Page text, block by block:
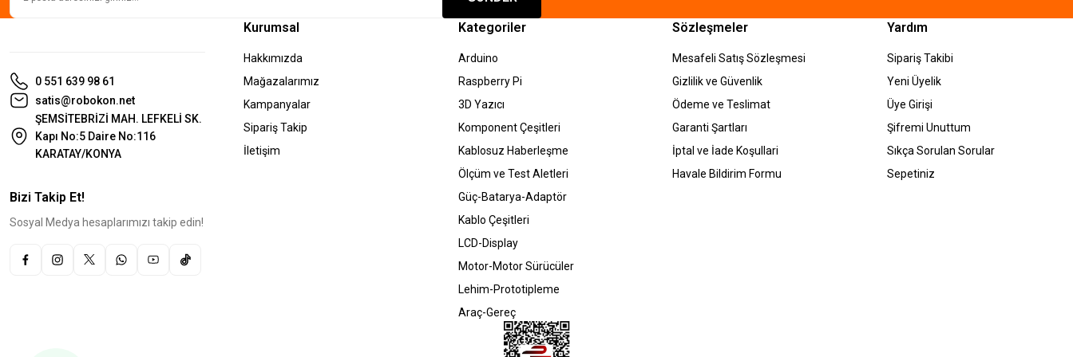
0 551 639 98 61
satis@robokon.net
ŞEMSİTEBRİZİ MAH. LEFKELİ SK.
Kapı No:5 Daire No:116
KARATAY/KONYA
Bizi Takip Et!
Sosyal Medya hesaplarımızı takip edin!
Kurumsal
Hakkımızda
Mağazalarımız
Kampanyalar
Sipariş Takip
İletişim
Kategoriler
Arduino
Raspberry Pi
3D Yazıcı
Komponent Çeşitleri
Kablosuz Haberleşme
Ölçüm ve Test Aletleri
Güç-Batarya-Adaptör
Kablo Çeşitleri
LCD-Display
Motor-Motor Sürücüler
Lehim-Prototipleme
Araç-Gereç
Sözleşmeler
Mesafeli Satış Sözleşmesi
Gizlilik ve Güvenlik
Ödeme ve Teslimat
Garanti Şartları
İptal ve İade Koşullari
Havale Bildirim Formu
Yardım
Sipariş Takibi
Yeni Üyelik
Üye Girişi
Şifremi Unuttum
Sıkça Sorulan Sorular
Sepetiniz